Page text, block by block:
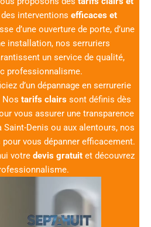
des interventions efficaces et
d’une ouverture de porte, d’une
installation, nos serruriers
un service de qualité,
professionnalisme.
d’un dépannage en serrurerie
Nos tarifs clairs sont définis dès
vous assurer une transparence
Denis ou aux alentours, nos
vous dépanner efficacement.
votre devis gratuitet découvrez